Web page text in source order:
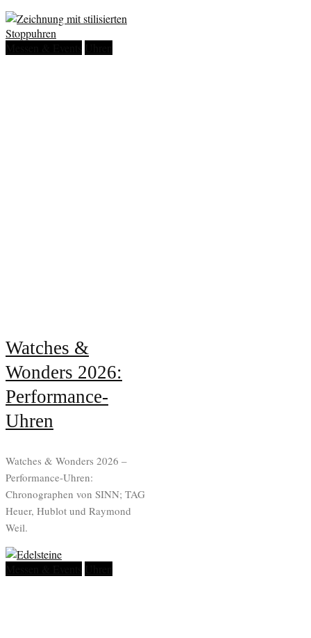
Watches &
Wonders 2026:
Performance-
Uhren
Watches & Wonders 2026 –
Performance-Uhren:
Chronographen von SINN; TAG
Heuer, Hublot und Raymond
Weil.